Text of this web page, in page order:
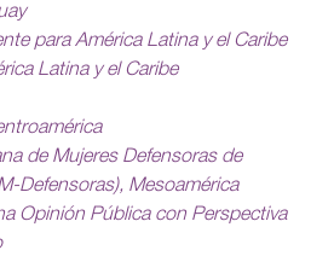
para América Latina y el Caribe
Latina y el Caribe
de Mujeres Defensoras de
Defensoras), Mesoamérica
Opinión Pública con Perspectiva